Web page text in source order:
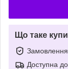
Що таке
Замовлення
Доступна